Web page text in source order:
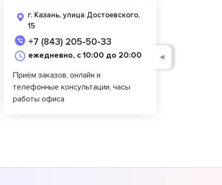
г. Казань, улица Достоевского,
15
+7 (843) 205-50-33
ежедневно, с 10:00 до 20:00
Приём заказов, онлайн и
телефонные консультации, часы
работы офиса
◄